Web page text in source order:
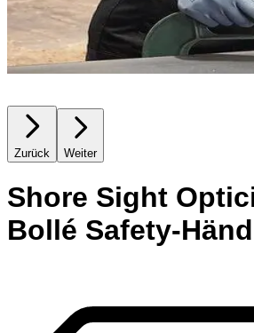
Zurück Weiter
Shore Sight
Bollé Safety-